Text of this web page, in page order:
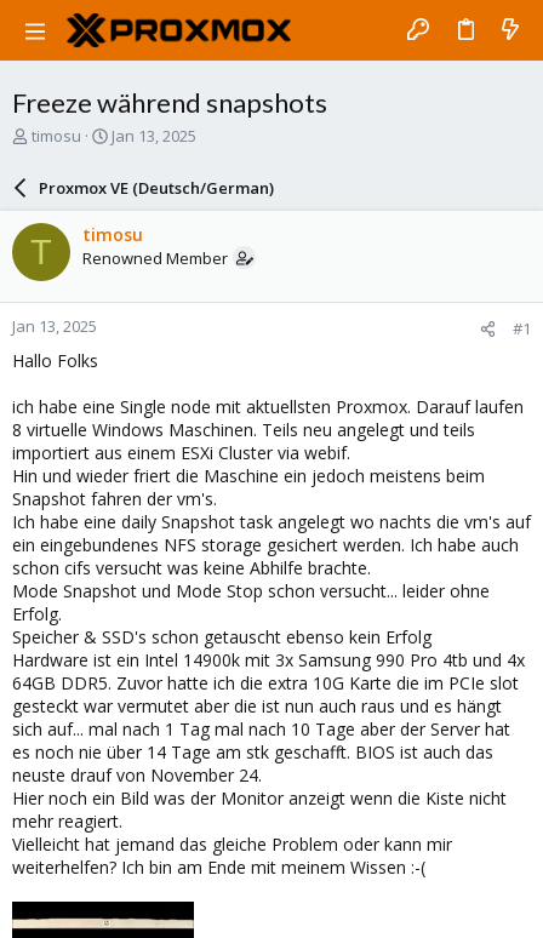
Freeze während snapshots
T
a
d
t
a
r
t
e
timosu
S
a
r
d
a
e
Jan 13, 2025
Proxmox VE (Deutsch/German)
T timosu
Renowned Member
Jan 13, 2025 #1
Hallo Folks
ich habe eine Single node mit aktuellsten Proxmox. Darauf laufen
8 virtuelle Windows Maschinen. Teils neu angelegt und teils
importiert aus einem ESXi Cluster via webif.
Hin und wieder friert die Maschine ein jedoch meistens beim
Snapshot fahren der vm's.
Ich habe eine daily Snapshot task angelegt wo nachts die vm's auf
ein eingebundenes NFS storage gesichert werden. Ich habe auch
schon cifs versucht was keine Abhilfe brachte.
Mode Snapshot und Mode Stop schon versucht... leider ohne
Erfolg.
Speicher & SSD's schon getauscht ebenso kein Erfolg
Hardware ist ein Intel 14900k mit 3x Samsung 990 Pro 4tb und 4x
64GB DDR5. Zuvor hatte ich die extra 10G Karte die im PCIe slot
gesteckt war vermutet aber die ist nun auch raus und es hängt
sich auf... mal nach 1 Tag mal nach 10 Tage aber der Server hat
es noch nie über 14 Tage am stk geschafft. BIOS ist auch das
neuste drauf von November 24.
Hier noch ein Bild was der Monitor anzeigt wenn die Kiste nicht
mehr reagiert.
Vielleicht hat jemand das gleiche Problem oder kann mir
weiterhelfen? Ich bin am Ende mit meinem Wissen :-(